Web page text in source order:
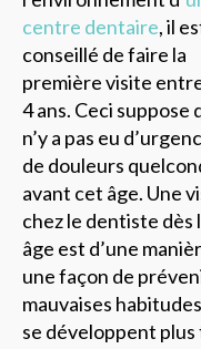
centre dentaire, il
conseillé de faire la
première visite
4 ans. Ceci suppose
n’y a pas eu
de douleurs
avant cet âge. Une
chez le dentiste dès
âge est d’une
une façon de
mauvaises
se développent plus